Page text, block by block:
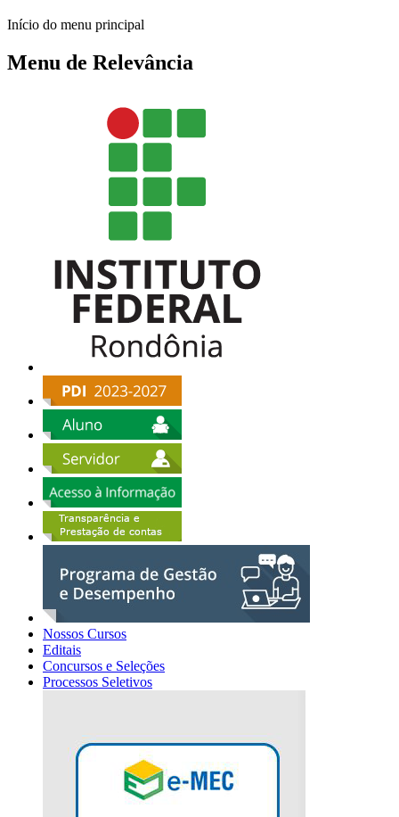
Início do menu principal
Menu de Relevância
Nossos Cursos
Editais
Concursos e Seleções
Processos Seletivos